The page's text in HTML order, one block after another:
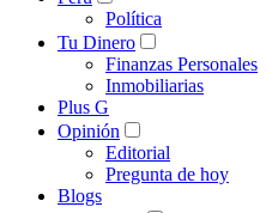
Política
Tu Dinero
Finanzas Personales
Inmobiliarias
Plus G
Opinión
Editorial
Pregunta de hoy
Blogs